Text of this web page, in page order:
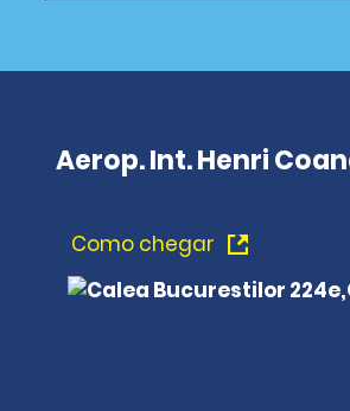
Aerop. Int. Henri
Como chegar